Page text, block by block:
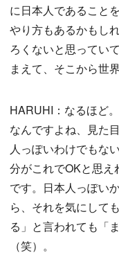
に日本人であること
やり方もあるかもし
ろくないと思ってい
まえて、そこから世
HARUHI：なるほど
なんですよね、見た
人っぽいわけでもな
分がこれでOKと思
です。日本人っぽい
ら、それを気にして
る」と言われても「
（笑）。